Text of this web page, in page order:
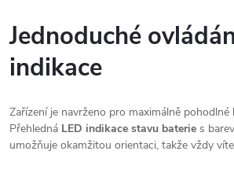
Jednoduché
indikace
Zařízení je navrženo pro maximálně
Přehledná LED indikace stavu baterie s
umožňuje okamžitou orientaci, takže vždy